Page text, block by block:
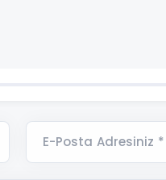
E-Posta Adresiniz *